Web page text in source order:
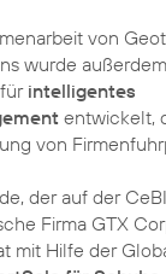
von
wurde
intelligentes
entwickelt,
von
der auf der
Firma GTX
mit Hilfe der